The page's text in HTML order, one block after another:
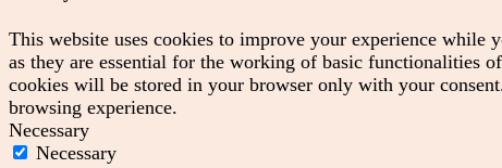
This website uses cookies to improve your experience while
as they are essential for the working of basic functionalities
cookies will be stored in your browser only with your
browsing experience.
Necessary
Necessary